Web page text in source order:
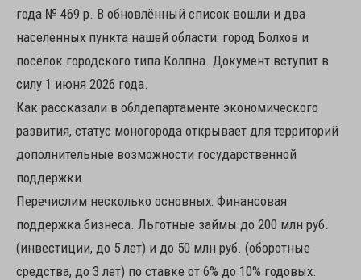
года № 469 р. В обновлённый список вошли и два
населенных пункта нашей области: город Болхов и
посёлок городского типа Колпна. Документ вступит в
силу 1 июня 2026 года.
Как рассказали в облдепартаменте экономического
развития, статус моногорода открывает для территорий
дополнительные возможности государственной
поддержки.
Перечислим несколько основных: Финансовая
поддержка бизнеса. Льготные займы до 200 млн руб.
(инвестиции, до 5 лет) и до 50 млн руб. (оборотные
средства, до 3 лет) по ставке от 6% до 10% годовых.